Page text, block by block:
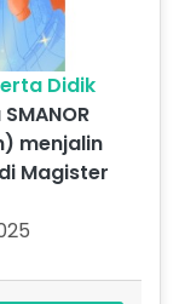
Didik
menjalin
Magister